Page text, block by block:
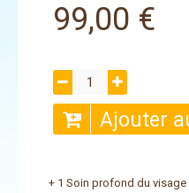
99,00 €
Ajouter
+ 1 Soin profond du visage